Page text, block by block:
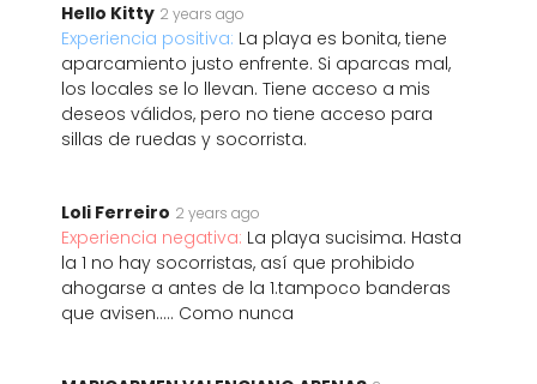
Hello Kitty 2 years ago
Experiencia positiva: La playa es bonita, tiene
aparcamiento justo enfrente. Si aparcas mal,
los locales se lo llevan. Tiene acceso a mis
deseos válidos, pero no tiene acceso para
sillas de ruedas y socorrista.
Loli Ferreiro 2 years ago
Experiencia negativa: La playa sucisima. Hasta
la 1 no hay socorristas, así que prohibido
ahogarse a antes de la 1.tampoco banderas
que avisen..... Como nunca